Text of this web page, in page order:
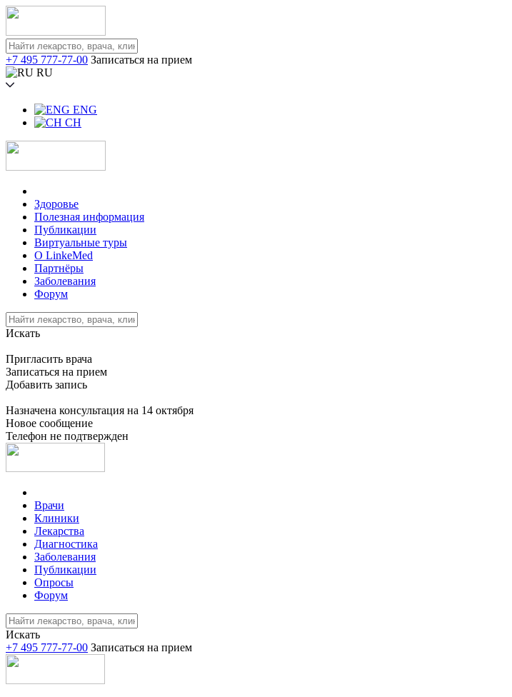
+7 495 777-77-00 Записаться на прием
RU
ENG
CH
Здоровье
Полезная информация
Публикации
Виртуальные туры
О LinkeMed
Партнёры
Заболевания
Форум
Искать
Пригласить врача
Записаться на прием
Добавить запись
Назначена консультация на 14 октября
Новое сообщение
Телефон не подтвержден
Врачи
Клиники
Лекарства
Диагностика
Заболевания
Публикации
Опросы
Форум
Искать
+7 495 777-77-00 Записаться на прием